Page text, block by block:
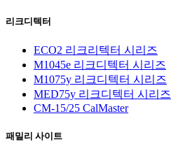
리크디텍터
ECO2 리크리텍터 시리즈
M1045e 리크디텍터 시리즈
M1075y 리크디텍터 시리즈
MED75y 리크디텍터 시리즈
CM-15/25 CalMaster
패밀리 사이트